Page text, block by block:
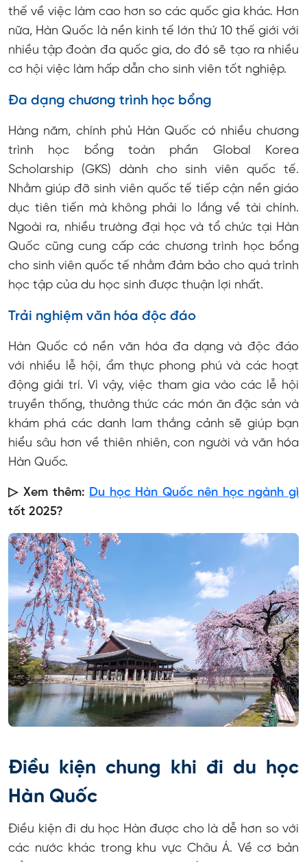
thế về việc làm cao hơn so các quốc gia khác. Hơn
nữa, Hàn Quốc là nền kinh tế lớn thứ 10 thế giới với
nhiều tập đoàn đa quốc gia, do đó sẽ tạo ra nhiều
cơ hội việc làm hấp dẫn cho sinh viên tốt nghiệp.
Đa dạng chương trình học bổng
Hàng năm, chính phủ Hàn Quốc có nhiều chương
trình học bổng toàn phần Global Korea
Scholarship (GKS) dành cho sinh viên quốc tế.
Nhằm giúp đỡ sinh viên quốc tế tiếp cận nền giáo
dục tiên tiến mà không phải lo lắng về tài chính.
Ngoài ra, nhiều trường đại học và tổ chức tại Hàn
Quốc cũng cung cấp các chương trình học bổng
cho sinh viên quốc tế nhằm đảm bảo cho quá trình
học tập của du học sinh được thuận lợi nhất.
Trải nghiệm văn hóa độc đáo
Hàn Quốc có nền văn hóa đa dạng và độc đáo
với nhiều lễ hội, ẩm thực phong phú và các hoạt
động giải trí. Vì vậy, việc tham gia vào các lễ hội
truyền thống, thưởng thức các món ăn đặc sản và
khám phá các danh lam thắng cảnh sẽ giúp bạn
hiểu sâu hơn về thiên nhiên, con người và văn hóa
Hàn Quốc.
▷ Xem thêm: Du học Hàn Quốc nên học ngành gì
tốt 2025?
Điều kiện chung khi đi du học
Hàn Quốc
Điều kiện đi du học Hàn được cho là dễ hơn so với
các nước khác trong khu vực Châu Á. Về cơ bản